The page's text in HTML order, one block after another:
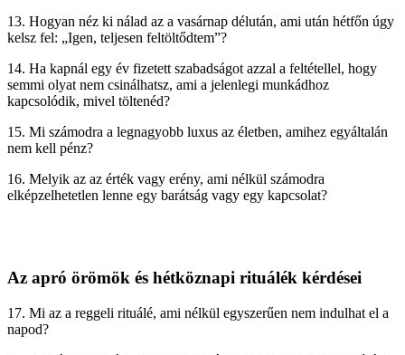
13. Hogyan néz ki nálad az a vasárnap délután, ami után hétfőn úgy
kelsz fel: „Igen, teljesen feltöltődtem”?
14. Ha kapnál egy év fizetett szabadságot azzal a feltétellel, hogy
semmi olyat nem csinálhatsz, ami a jelenlegi munkádhoz
kapcsolódik, mivel töltenéd?
15. Mi számodra a legnagyobb luxus az életben, amihez egyáltalán
nem kell pénz?
16. Melyik az az érték vagy erény, ami nélkül számodra
elképzelhetetlen lenne egy barátság vagy egy kapcsolat?
Az apró örömök és hétköznapi rituálék kérdései
17. Mi az a reggeli rituálé, ami nélkül egyszerűen nem indulhat el a
napod?